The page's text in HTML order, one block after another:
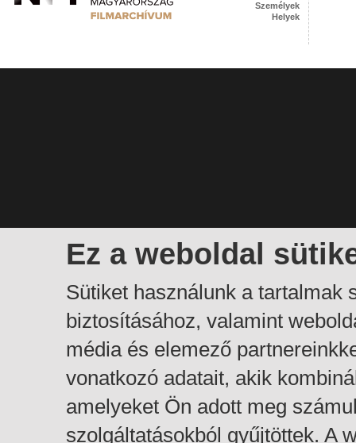
Ez a weboldal
Sütiket használunk a tartalmak
biztosításához, valamint
média és elemező
vonatkozó adatait, akik
amelyeket Ön adott meg
szolgáltatásokból gyűjtöttek. A
Személyek
Helyek